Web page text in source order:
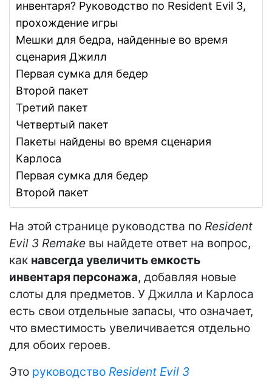
инвентаря? Руководство по Resident Evil 3,
прохождение игры
Мешки для бедра, найденные во время
сценария Джилл
Первая сумка для бедер
Второй пакет
Третий пакет
Четвертый пакет
Пакеты найдены во время сценария
Карлоса
Первая сумка для бедер
Второй пакет
На этой странице руководства по Resident
Evil 3 Remake вы найдете ответ на вопрос,
как навсегда увеличить емкость
инвентаря персонажа, добавляя новые
слоты для предметов. У Джилла и Карлоса
есть свои отдельные запасы, что означает,
что вместимость увеличивается отдельно
для обоих героев.
Это руководство Resident Evil 3